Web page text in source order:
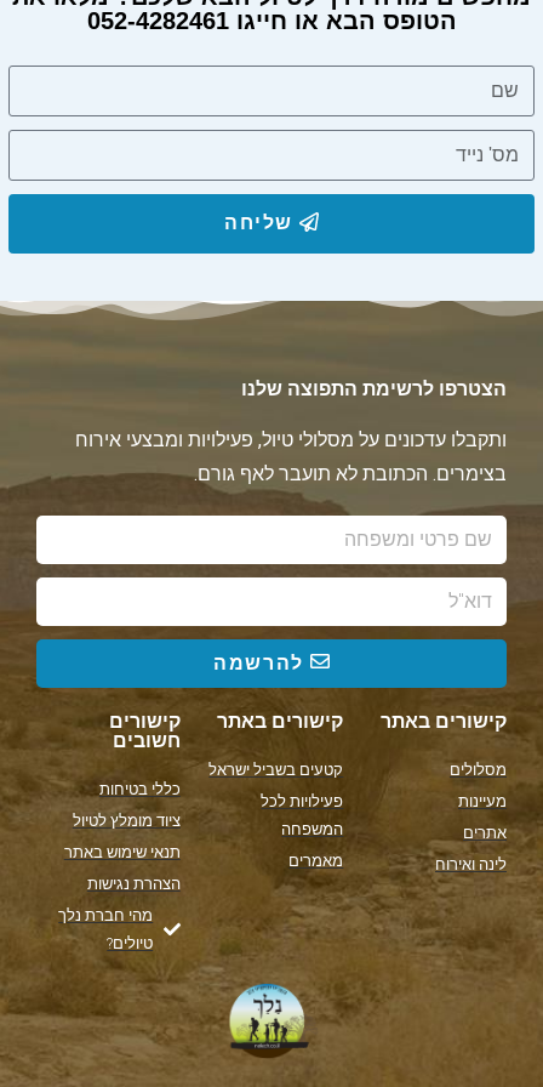
מחפשים מורה דרך?
הטופס הבא או חייגו 052-4282461
שליחה
הצטרפו לרשימת התפוצה שלנו
ותקבלו עדכונים על מסלולי טיול, פעילויות ומבצעי אירוח
בצימרים. הכתובת לא תועבר לאף גורם.
להרשמה
קישורים באתר
מסלולים
מעיינות
אתרים
לינה ואירוח
קישורים באתר
קטעים בשביל ישראל
פעילויות לכל
המשפחה
מאמרים
קישורים
חשובים
כללי בטיחות
ציוד מומלץ לטיול
תנאי שימוש באתר
הצהרת נגישות
מהי חברת נלך
טיולים?